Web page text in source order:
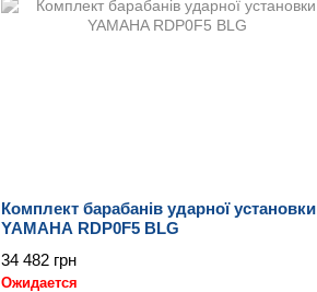
Комплект барабанів ударної установки
YAMAHA RDP0F5 BLG
34 482 грн
Ожидается